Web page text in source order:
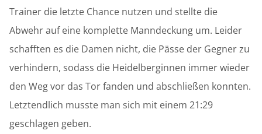
Trainer die letzte Chance nutzen und stellte die
Abwehr auf eine komplette Manndeckung um. Leider
schafften es die Damen nicht, die Pässe der Gegner zu
verhindern, sodass die Heidelberginnen immer wieder
den Weg vor das Tor fanden und abschließen konnten.
Letztendlich musste man sich mit einem 21:29
geschlagen geben.